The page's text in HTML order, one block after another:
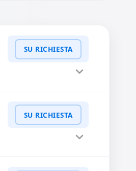
SU RICHIESTA
WhatsApp
SU RICHIESTA